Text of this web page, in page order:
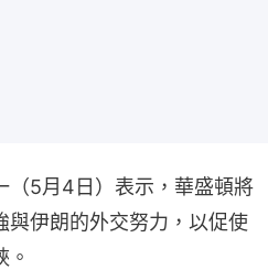
（5月4日）表示，華盛頓將
與伊朗的外交努力，以促使